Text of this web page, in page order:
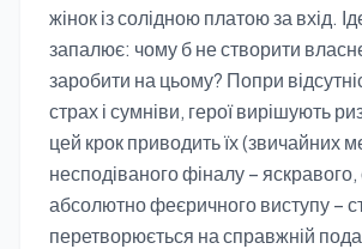
жінок із солідною платою за вхід.
запалює: чому б не створити
заробити на цьому? Попри
страх і сумніви, герої вирішують
цей крок приводить їх (звичайних
несподіваного фіналу – яскравого,
абсолютно феєричного виступу –
перетворюється на справжній